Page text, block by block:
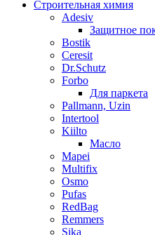
Строительная химия
Adesiv
Защитное
Bostik
Ceresit
Dr.Schutz
Forbo
Для паркета
Pallmann, Uzin
Intertool
Kiilto
Масло
Mapei
Multifix
Osmo
Pufas
RedBag
Remmers
Sika